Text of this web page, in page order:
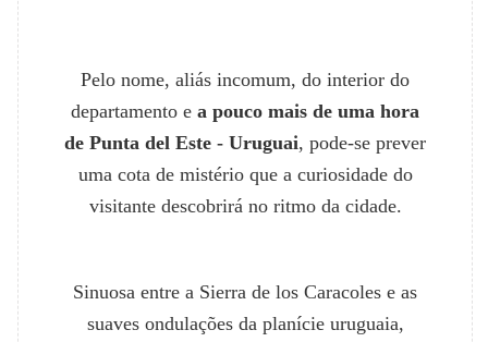
Pelo nome, aliás incomum, do interior do
departamento ea pouco mais de uma hora
de Punta del Este - Uruguai, pode-se prever
uma cota de mistério que a curiosidade do
visitante descobrirá no ritmo da cidade.
Sinuosa entre a Sierra de los Caracoles e as
suaves ondulações da planície uruguaia,